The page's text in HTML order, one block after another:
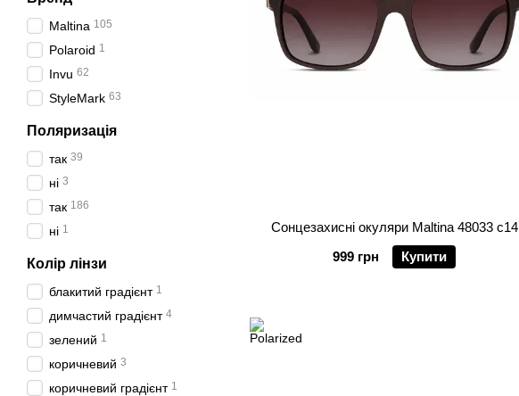
Сонцезахисні окуляри Maltina 48033 c14
999 грн
Купити
Maltina 105
Polaroid 1
Invu 62
StyleMark 63
Поляризація
так 39
ні 3
так 186
ні 1
Колір лінзи
блакитий градієнт 1
димчастий градієнт 4
зелений 1
коричневий 3
коричневий градієнт 1